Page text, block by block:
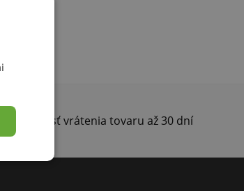
Možnosť vrátenia tovaru až 30 dní